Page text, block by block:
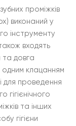
проміжків
виконаний у
інструменту
входять
та довга
одним клацанням
для проведення
та інших
гігієни